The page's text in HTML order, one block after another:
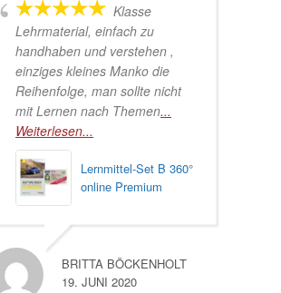
Klasse
Lehrmaterial, einfach zu
handhaben und verstehen ,
einziges kleines Manko die
Reihenfolge, man sollte nicht
mit Lernen nach Themen...
Weiterlesen...
Lernmittel-Set B 360°
online Premium
BRITTA BÖCKENHOLT
19. JUNI 2020